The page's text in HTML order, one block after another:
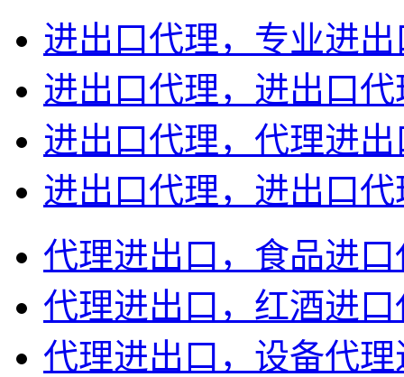
进出口代理，专业进
进出口代理，进出口
进出口代理，代理进
进出口代理，进出口
代理进出口，食品进
代理进出口，红酒进
代理进出口，设备代